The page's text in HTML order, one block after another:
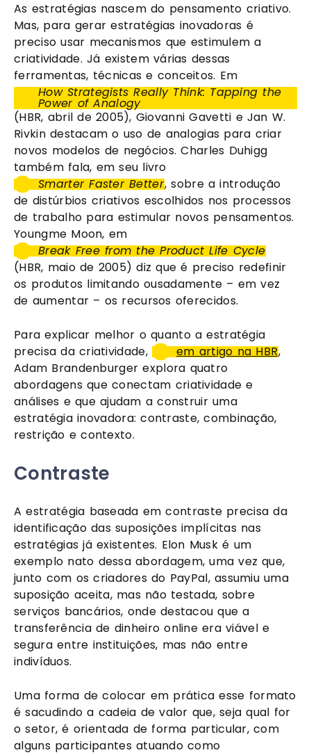
As estratégias nascem do pensamento criativo.
Mas, para gerar estratégias inovadoras é
preciso usar mecanismos que estimulem a
criatividade. Já existem várias dessas
ferramentas, técnicas e conceitos. Em
How Strategists Really Think: Tapping the
Power of Analogy
(HBR, abril de 2005), Giovanni Gavetti e Jan W.
Rivkin destacam o uso de analogias para criar
novos modelos de negócios. Charles Duhigg
também fala, em seu livro
Smarter Faster Better, sobre a introdução
de distúrbios criativos escolhidos nos processos
de trabalho para estimular novos pensamentos.
Youngme Moon, em
Break Free from the Product Life Cycle
(HBR, maio de 2005) diz que é preciso redefinir
os produtos limitando ousadamente – em vez
de aumentar – os recursos oferecidos.
Para explicar melhor o quanto a estratégia
precisa da criatividade,
em artigo na HBR,
Adam Brandenburger explora quatro
abordagens que conectam criatividade e
análises e que ajudam a construir uma
estratégia inovadora: contraste, combinação,
restrição e contexto.
Contraste
A estratégia baseada em contraste precisa da
identificação das suposições implícitas nas
estratégias já existentes. Elon Musk é um
exemplo nato dessa abordagem, uma vez que,
junto com os criadores do PayPal, assumiu uma
suposição aceita, mas não testada, sobre
serviços bancários, onde destacou que a
transferência de dinheiro online era viável e
segura entre instituições, mas não entre
indivíduos.
Uma forma de colocar em prática esse formato
é sacudindo a cadeia de valor que, seja qual for
o setor, é orientada de forma particular, com
alguns participantes atuando como